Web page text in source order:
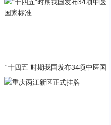
“十四五”时期我国发布34项中医国